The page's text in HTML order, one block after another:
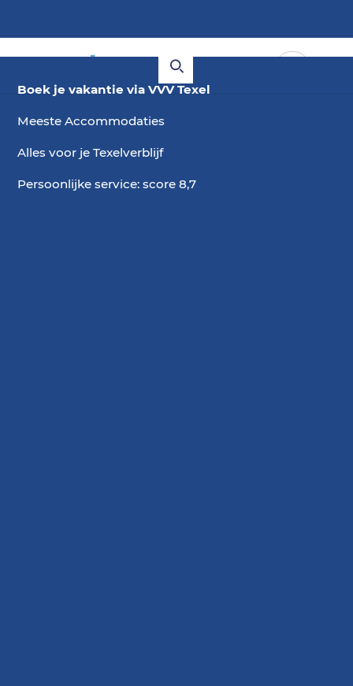
Boek je vakantie via VVV Texel
Meeste Accommodaties
Alles voor je Texelverblijf
Persoonlijke service: score 8,7